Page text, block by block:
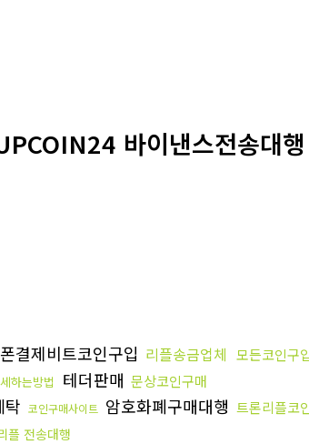
바이낸스전송대
결제비트코인구입 리플송금업체 모든코인구
하는방법 테더판매 문상코인구매
탁 코인구매사이트 암호화폐구매대행 트론리플코
플 전송대행